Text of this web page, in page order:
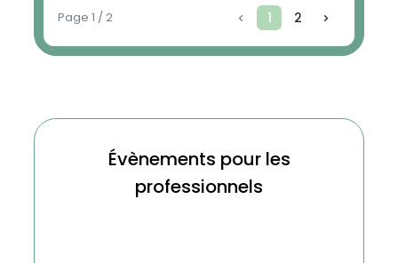
Page 1 / 2 1 2
Évènements pour les
professionnels